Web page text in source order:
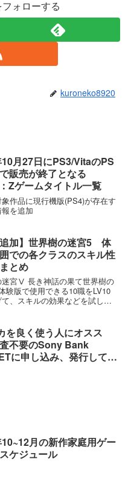
/ 龍が如く３外伝 Dark
ォローする
kuroneko8920
月27日にPS3/VitaのPS
販売が終了となる
Zゲームタイトル一覧
作品に現行機版(PS4)が存在す
を追加
追加】世界樹の迷宮5 体
での各クラスのスキル性
とめ
迷宮Ⅴ 長き神話の果て世界樹の
験版で使用できる10職をLV10
て、スキルの効果などを試して
を良く使う人にオスス
不要のSony Bank
に申し込み、発行してみ
月の新作家庭用ゲー
ケジュール